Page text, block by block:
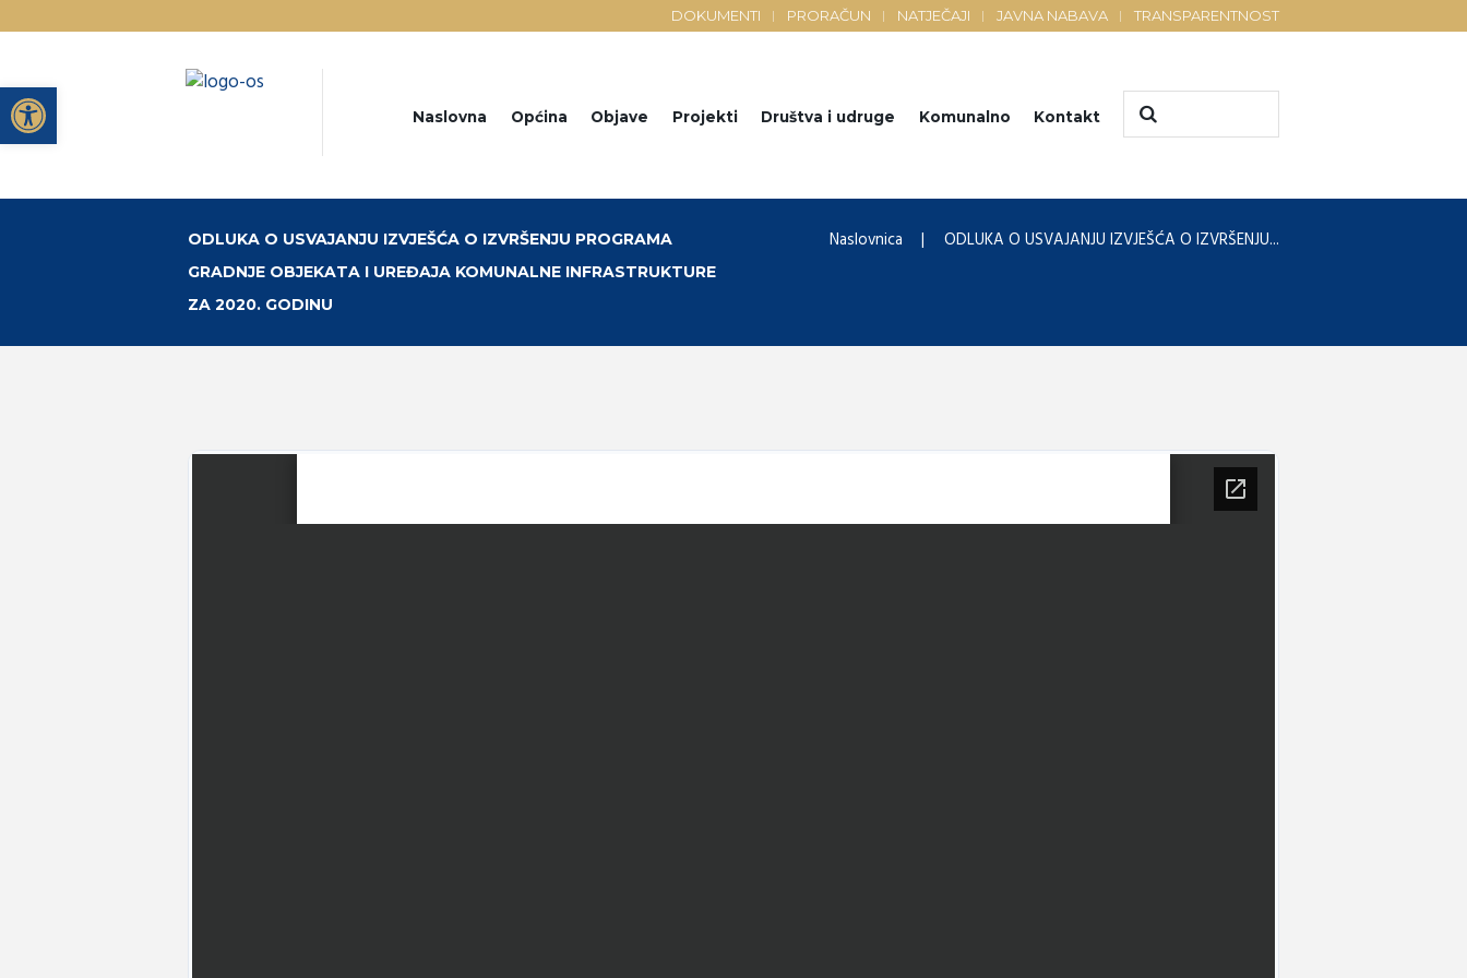
Open toolbar
DOKUMENTI PRORAČUN NATJEČAJI JAVNA NABAVA TRANSPARENTNOST
Naslovna Općina Objave Projekti Društva i udruge Komunalno Kontakt
ODLUKA O USVAJANJU IZVJEŠĆA O IZVRŠENJU PROGRAMA
GRADNJE OBJEKATA I UREĐAJA KOMUNALNE INFRASTRUKTURE
ZA 2020. GODINU
Naslovnica ODLUKA O USVAJANJU IZVJEŠĆA O IZVRŠENJU...